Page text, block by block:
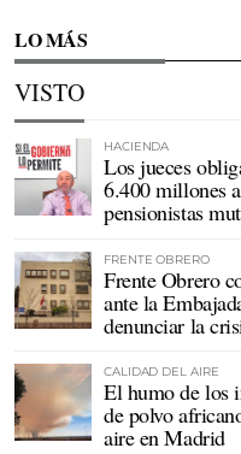
LO MÁS
VISTO
HACIENDA
Los jueces
6.400 millones
pensionistas
FRENTE OBRERO
Frente Obrero
ante la
denunciar la
CALIDAD DEL AIRE
El humo de los
de polvo
aire en Madrid